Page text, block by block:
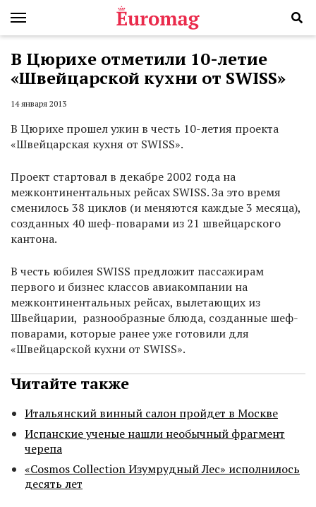
В Цюрихе отметили 10-летие
«Швейцарской кухни от SWISS»
14 января 2013
В Цюрихе прошел ужин в честь 10-летия проекта
«Швейцарская кухня от SWISS».
Проект стартовал в декабре 2002 года на
межконтинентальных рейсах SWISS. За это время
сменилось 38 циклов (и меняются каждые 3 месяца),
созданных 40 шеф-поварами из 21 швейцарского
кантона.
В честь юбилея SWISS предложит пассажирам
первого и бизнес классов авиакомпании на
межконтинентальных рейсах, вылетающих из
Швейцарии, разнообразные блюда, созданные шеф-
поварами, которые ранее уже готовили для
«Швейцарской кухни от SWISS».
Читайте также
Итальянский винный салон пройдет в Москве
Испанские ученые нашли необычный фрагмент
черепа
«Cosmos Collection Изумрудный Лес» исполнилось
десять лет